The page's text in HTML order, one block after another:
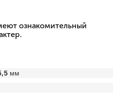
ознакомительный
мм